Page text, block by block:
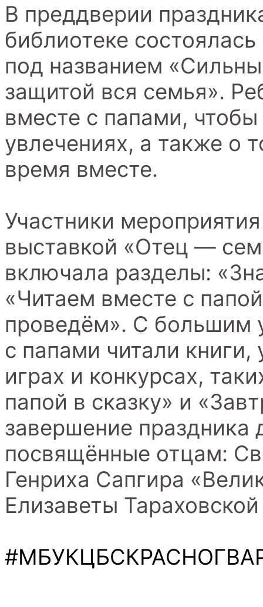
В преддверии
библиотеке
под названием
защитой вся семья».
вместе с папами, чтобы
увлечениях, а также о
время вместе.
Участники
выставкой «Отец —
включала разделы:
«Читаем вместе с
проведём». С большим
с папами читали
играх и конкурсах,
папой в сказку» и
завершение праздника
посвящённые отцам:
Генриха Сапгира
Елизаветы